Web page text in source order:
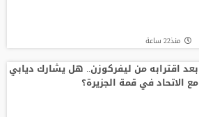
منذ22 ساعة
بعد اقترابه من ليفركوزن.. هل يشارك ديابي
مع الاتحاد في قمة الجزيرة؟